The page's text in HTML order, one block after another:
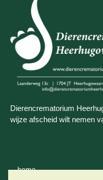
Dierencrematorium
wijze afscheid wilt nemen
home